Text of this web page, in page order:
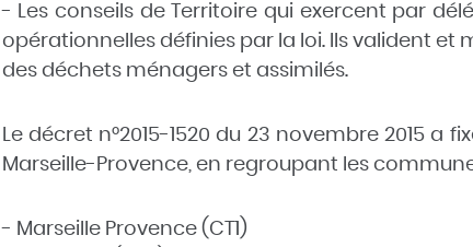
- Les conseils de Territoire qui exercent par
opérationnelles définies par la loi. Ils valident
des déchets ménagers et assimilés.
Le décret n°2015-1520 du 23 novembre 2015 a
Marseille-Provence, en regroupant les
- Marseille Provence (CT1)